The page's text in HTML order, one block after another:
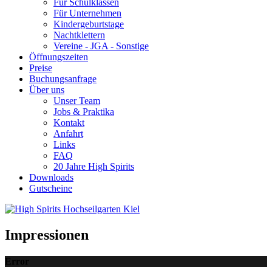
Für Schulklassen
Für Unternehmen
Kindergeburtstage
Nachtklettern
Vereine - JGA - Sonstige
Öffnungszeiten
Preise
Buchungsanfrage
Über uns
Unser Team
Jobs & Praktika
Kontakt
Anfahrt
Links
FAQ
20 Jahre High Spirits
Downloads
Gutscheine
Impressionen
Error